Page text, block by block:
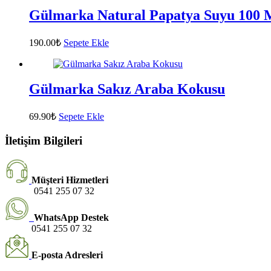
Gülmarka Natural Papatya Suyu 100
190.00₺ Sepete Ekle
Gülmarka Sakız Araba Kokusu
69.90₺ Sepete Ekle
İletişim Bilgileri
Müşteri Hizmetleri
0541 255 07 32
WhatsApp Destek
0541 255 07 32
E-posta Adresleri